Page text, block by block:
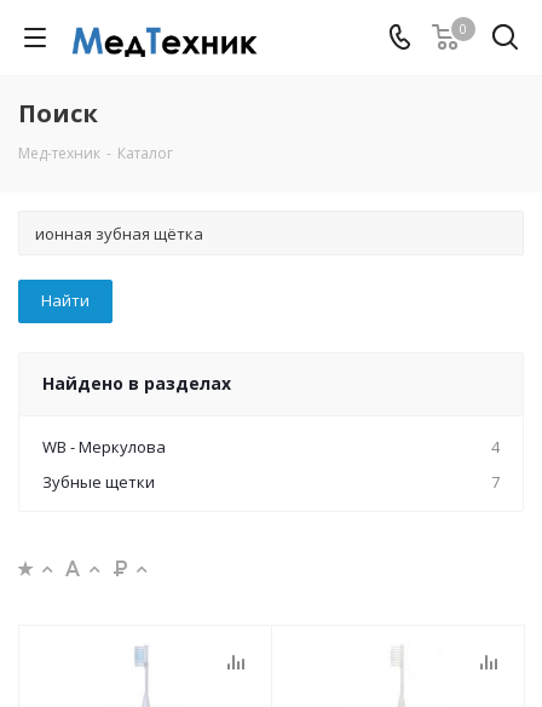
0
Поиск
Мед-техник - Каталог
Найдено в разделах
WB - Меркулова
4
Зубные щетки
7